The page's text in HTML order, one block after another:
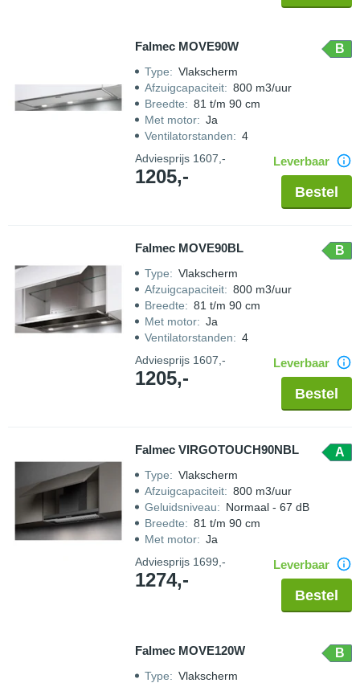
Falmec MOVE90W B
Type: Vlakscherm
Afzuigcapaciteit: 800 m3/uur
Breedte: 81 t/m 90 cm
Met motor: Ja
Ventilatorstanden: 4
Adviesprijs 1607,-
1205,-
Leverbaar
Bestel
Falmec MOVE90BL B
Type: Vlakscherm
Afzuigcapaciteit: 800 m3/uur
Breedte: 81 t/m 90 cm
Met motor: Ja
Ventilatorstanden: 4
Adviesprijs 1607,-
1205,-
Leverbaar
Bestel
Falmec VIRGOTOUCH90NBL A
Type: Vlakscherm
Afzuigcapaciteit: 800 m3/uur
Geluidsniveau: Normaal - 67 dB
Breedte: 81 t/m 90 cm
Met motor: Ja
Adviesprijs 1699,-
1274,-
Leverbaar
Bestel
Falmec MOVE120W B
Type: Vlakscherm